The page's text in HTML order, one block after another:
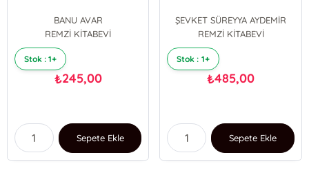
BANU AVAR
REMZİ KİTABEVİ
Stok : 1+
₺245,00
Sepete Ekle
ŞEVKET SÜREYYA AYDEMİR
REMZİ KİTABEVİ
Stok : 1+
₺485,00
Sepete Ekle